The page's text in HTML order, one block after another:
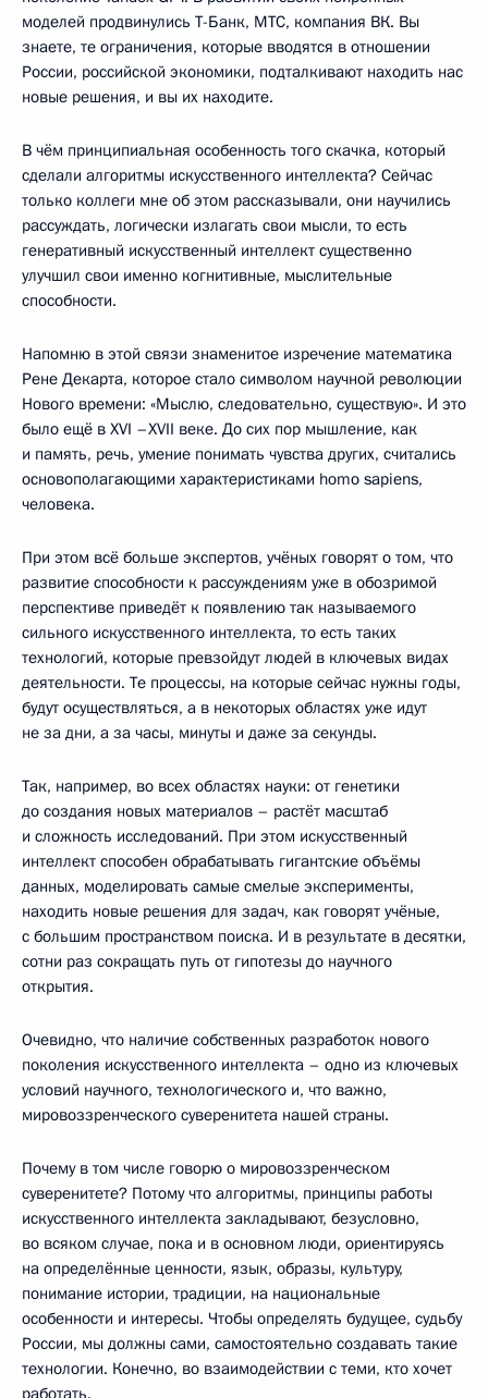
моделей продвинулись Т-Банк, МТС, компания ВК. Вы
знаете, те ограничения, которые вводятся в отношении
России, российской экономики, подталкивают находить нас
новые решения, и вы их находите.
В чём принципиальная особенность того скачка, который
сделали алгоритмы искусственного интеллекта? Сейчас
только коллеги мне об этом рассказывали, они научились
рассуждать, логически излагать свои мысли, то есть
генеративный искусственный интеллект существенно
улучшил свои именно когнитивные, мыслительные
способности.
Напомню в этой связи знаменитое изречение математика
Рене Декарта, которое стало символом научной революции
Нового времени: «Мыслю, следовательно, существую». И это
было ещё в XVI –XVII веке. До сих пор мышление, как
и память, речь, умение понимать чувства других, считались
основополагающими характеристиками homo sapiens,
человека.
При этом всё больше экспертов, учёных говорят о том, что
развитие способности к рассуждениям уже в обозримой
перспективе приведёт к появлению так называемого
сильного искусственного интеллекта, то есть таких
технологий, которые превзойдут людей в ключевых видах
деятельности. Те процессы, на которые сейчас нужны годы,
будут осуществляться, а в некоторых областях уже идут
не за дни, а за часы, минуты и даже за секунды.
Так, например, во всех областях науки: от генетики
до создания новых материалов – растёт масштаб
и сложность исследований. При этом искусственный
интеллект способен обрабатывать гигантские объёмы
данных, моделировать самые смелые эксперименты,
находить новые решения для задач, как говорят учёные,
с большим пространством поиска. И в результате в десятки,
сотни раз сокращать путь от гипотезы до научного
открытия.
Очевидно, что наличие собственных разработок нового
поколения искусственного интеллекта – одно из ключевых
условий научного, технологического и, что важно,
мировоззренческого суверенитета нашей страны.
Почему в том числе говорю о мировоззренческом
суверенитете? Потому что алгоритмы, принципы работы
искусственного интеллекта закладывают, безусловно,
во всяком случае, пока и в основном люди, ориентируясь
на определённые ценности, язык, образы, культуру,
понимание истории, традиции, на национальные
особенности и интересы. Чтобы определять будущее, судьбу
России, мы должны сами, самостоятельно создавать такие
технологии. Конечно, во взаимодействии с теми, кто хочет
работать.